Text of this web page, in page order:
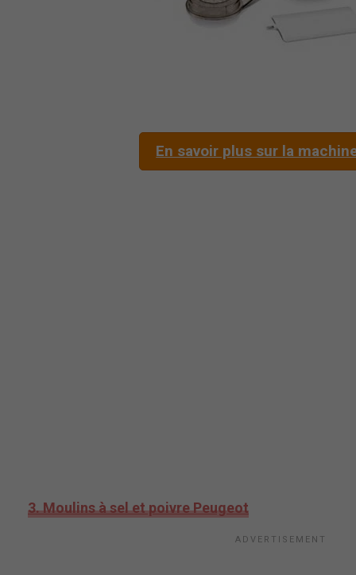
En savoir plus sur la
3. Moulins à sel et poivre Peugeot